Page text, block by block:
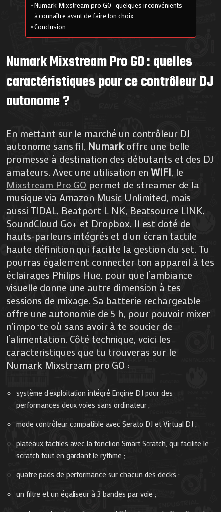
Numark Mixstream pro GO : quelques inconvénients
à connaître avant de faire ton choix
Conclusion
Numark Mixstream Pro GO : quelles
caractéristiques pour ce contrôleur DJ
autonome ?
En mettant sur le marché un contrôleur DJ
autonome sans fil, Numarkoffre une belle
promesse à destination des débutants et des DJ
amateurs. Avec une utilisation enWIFI, le
Mixstream Pro GO permet de streamer de la
musique via Amazon Music Unlimited, mais
aussi TIDAL, Beatport LINK, Beatsource LINK,
SoundCloud Go+ et Dropbox. Il est doté de
hauts-parleurs intégrés et d’un écran tactile
haute définition qui facilite la gestion du set. Tu
pourras également connecter ton appareil à tes
éclairages Philips Hue, pour que l’ambiance
visuelle donne une autre dimension à tes
sessions de mixage. Sa batterie rechargeable
offre une autonomie de 5 h, pour pouvoir mixer
n’importe où sans avoir à te soucier de
l’alimentation. Côté technique, voici les
caractéristiques que tu trouveras sur le
Numark Mixstream pro GO :
système d’exploitation intégré Engine DJ pour des
performances deux voies sans ordinateur ;
mode contrôleur compatible avec Serato DJ et Virtual DJ ;
plateaux tactiles avec la fonction Smart Scratch, qui facilite le
scratch tout en gardant le rythme ;
quatre pads de performance sur chacun des decks ;
un filtre et un égali­seur à 3 bandes par voie ;